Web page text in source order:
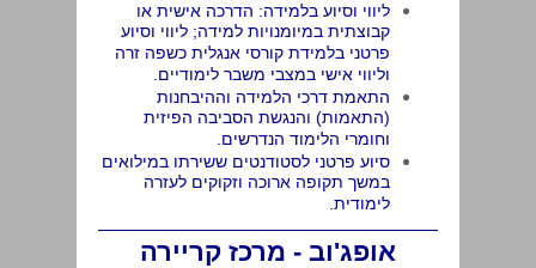
ליווי וסיוע בלמידה: הדרכה אישית או
קבוצתית במיומנויות למידה; ליווי וסיוע
פרטני בלמידת קורסי אנגלית כשפה זרה
וליווי אישי במצבי משבר לימודיים.
התאמת דרכי הלמידה וההיבחנות
(התאמות) והנגשת הסביבה הפיזית
וחומרי הלימוד הנדרשים.
סיוע פרטני לסטודנטים ששירתו במילואים
במשך תקופה ארוכה וזקוקים לעזרה
לימודית.
אופג'וב - מרכז קריירה